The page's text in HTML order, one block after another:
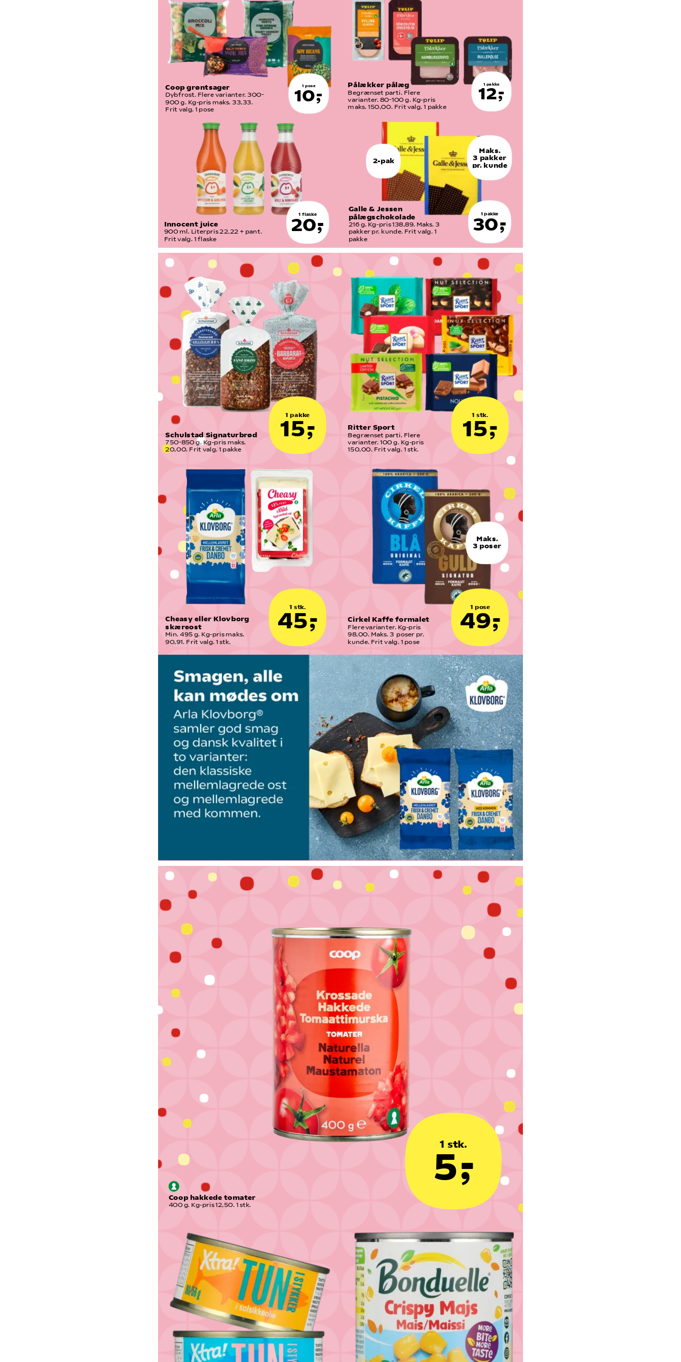
1 flaske
20,-
Innocent juice
900 ml. Literpris 22,22 + pant.
Frit valg. 1 flaske
1 pakke
30,-
Galle & Jessen
pålægschokolade
216 g. Kg-pris 138,89. Maks. 3
pakker pr. kunde. Frit valg. 1
pakke
1 pose
10,-
Coop grøntsager
Dybfrost. Flere varianter. 300-
900 g. Kg-pris maks. 33,33.
Frit valg. 1 pose
1 pakke
12,-
Pålækker pålæg
Begrænset parti. Flere
varianter. 80-100 g. Kg-pris
maks. 150,00. Frit valg. 1 pakke
2-pak
Maks.
3 pakker
pr. kunde
1 pakke
15,-
Schulstad Signaturbrød
750-850 g. Kg-pris maks.
20,00. Frit valg. 1 pakke
1 stk.
15,-
Ritter Sport
Begrænset parti. Flere
varianter. 100 g. Kg-pris
150,00. Frit valg. 1 stk.
1 stk.
45,-
Cheasy eller Klovborg
skæreost
Min. 495 g. Kg-pris maks.
90,91. Frit valg. 1 stk.
1 pose
49,-
Cirkel Kaffe formalet
Flere varianter. Kg-pris
98,00. Maks. 3  poser pr.
kunde. Frit valg. 1 pose
Maks.
3 poser
1 stk.
5,-
Coop hakkede tomater
400 g. Kg-pris 12,50. 1 stk.